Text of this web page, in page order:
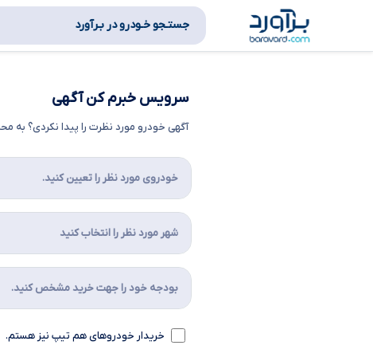
جستـجو خـودرو در بـرآورد
سرویس خبرم کن آگهی
آگهی خودرو مورد نظرت را پیدا نکردی؟
خریدار خودروهای هم تیپ نیز هستم.